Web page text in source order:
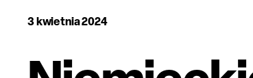
3 kwietnia 2024